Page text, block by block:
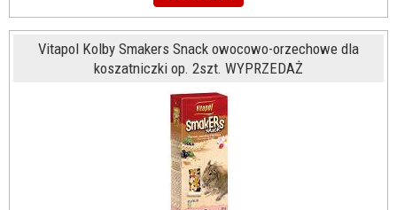
Vitapol Kolby Smakers Snack owocowo-orzechowe dla
koszatniczki op. 2szt. WYPRZEDAŻ